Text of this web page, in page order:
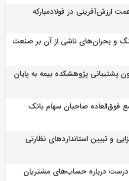
و بحران‌های ناشی از آن بر صنعت
پشتیبانی پژوهشكده بیمه به پایان
فوق‌العاده صاحبان سهام بانک
و تبیین استانداردهای نظارتی
درباره حساب‌های مشتریان